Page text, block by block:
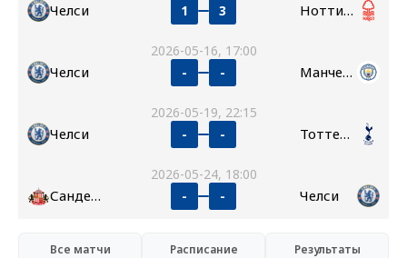
Челси 1 3 Ноттингем Форест
2026-05-16, 17:00
Челси - - Манчестер Сити
2026-05-19, 22:15
Челси - - Тоттенхэм
2026-05-24, 18:00
Сандерленд - - Челси
Все матчи Расписание Результаты